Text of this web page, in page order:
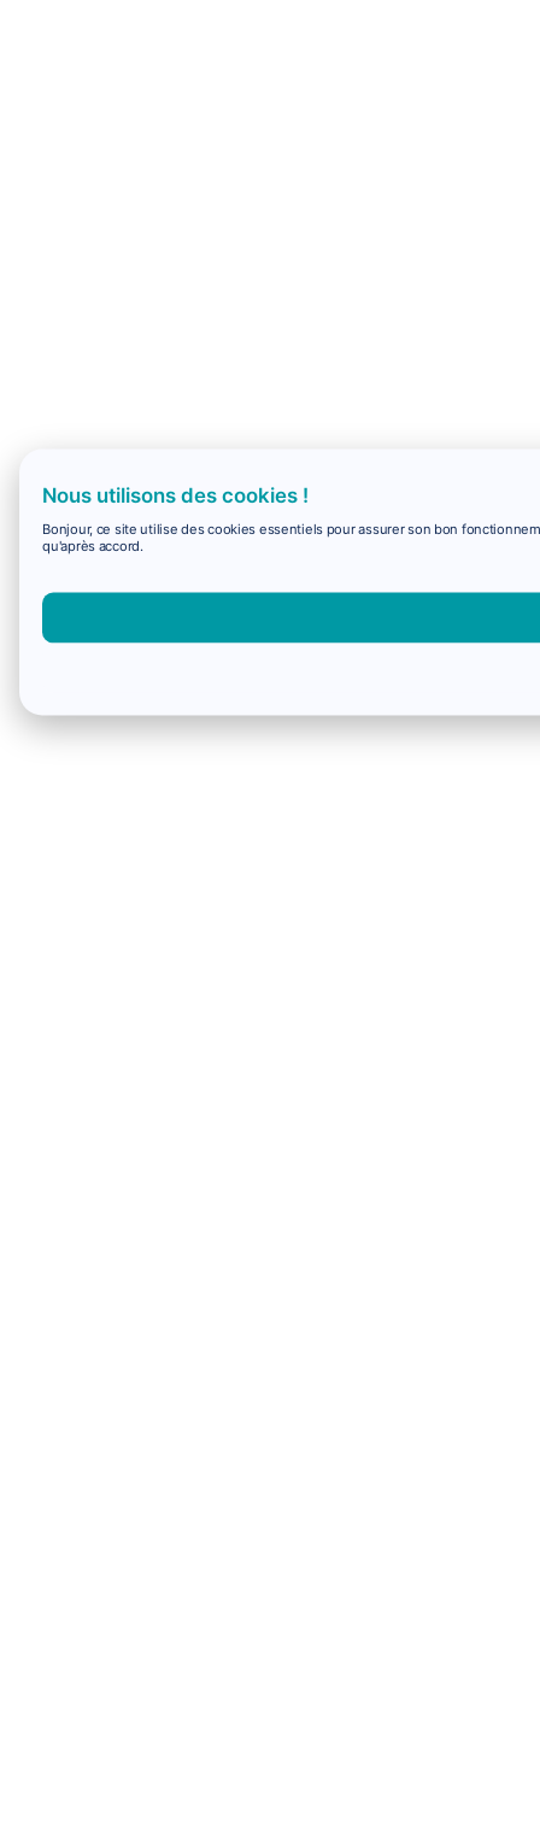
Nous utilisons des cookies !
Bonjour, ce site utilise des cookies essentiels pour assurer son bon
qu'après accord.